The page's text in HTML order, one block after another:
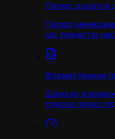
Проксі додаток
Проксі-
що повністю
Форматування
Швидко
список проксі